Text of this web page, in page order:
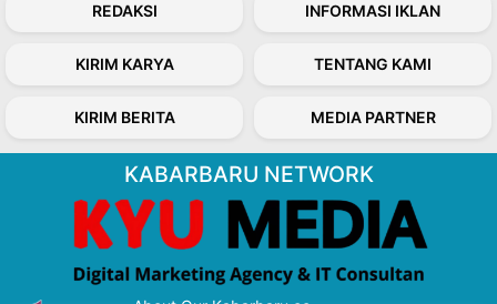
REDAKSI INFORMASI IKLAN
KIRIM KARYA TENTANG KAMI
KIRIM BERITA MEDIA PARTNER
KABARBARU NETWORK